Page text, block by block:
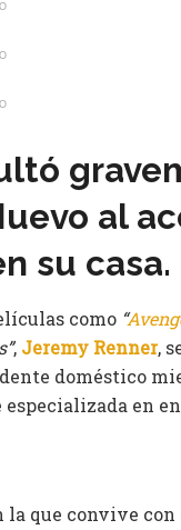
al
su casa.
como “
, Jeremy Renner,
doméstico
en
la que convive